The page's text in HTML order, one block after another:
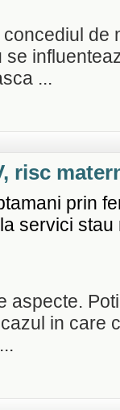
de
se
...
risc
prin
servici stau
aspecte.
in care